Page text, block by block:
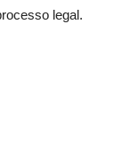
legal.